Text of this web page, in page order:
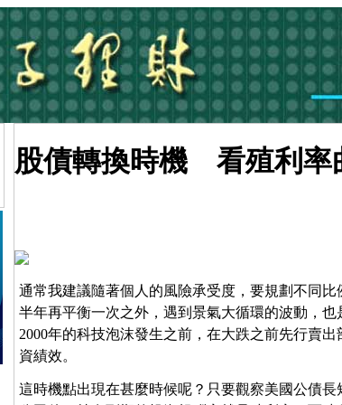
股債轉換時機 看殖利率
通常我建議隨著個人的風險承受度，要規劃不同
半年再平衡一次之外，遇到景氣大循環的波動，
2000年的科技泡沫發生之前，在大跌之前先行賣
資績效。
這時機點出現在甚麼時候呢？只要觀察美國公債